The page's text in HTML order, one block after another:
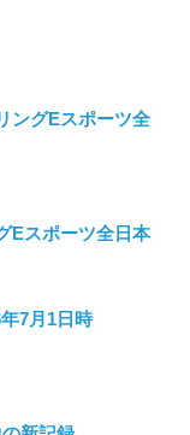
ングEスポーツ全
Eスポーツ全日本
7月1日時